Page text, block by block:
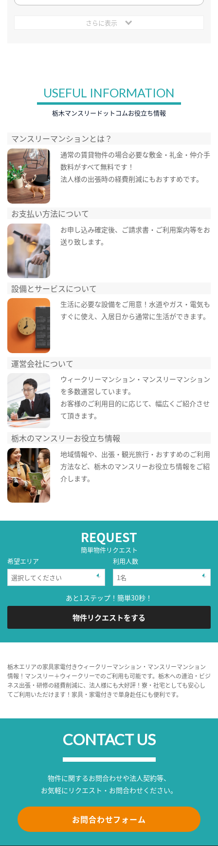
さらに表示
USEFUL INFORMATION
栃木マンスリードットコムお役立ち情報
マンスリーマンションとは？
通常の賃貸物件の場合必要な敷金・礼金・仲介手
数料がすべて無料です！
法人様の出張時の経費削減にもおすすめです。
お支払い方法について
お申し込み確定後、ご請求書・ご利用案内等をお
送り致します。
設備とサービスについて
生活に必要な設備をご用意！水道やガス・電気も
すぐに使え、入居日から通常に生活ができます。
運営会社について
ウィークリーマンション・マンスリーマンション
を多数運営しています。
お客様のご利用目的に応じて、幅広くご紹介させ
て頂きます。
栃木のマンスリーお役立ち情報
地域情報や、出張・観光旅行・おすすめのご利用
方法など、栃木のマンスリーお役立ち情報をご紹
介します。
REQUEST
簡単物件リクエスト
希望エリア
利用人数
あと1ステップ！簡単30秒！
物件リクエストをする
栃木エリアの家具家電付きウィークリーマンション・マンスリーマンション
情報！マンスリー＋ウィークリーでのご利用も可能です。栃木への連泊・ビジ
ネス出張・研修の経費削減に、法人様にも大好評！寮・社宅としても安心し
てご利用いただけます！家具・家電付きで単身赴任にも便利です。
CONTACT US
物件に関するお問合わせや法人契約等、
お気軽にリクエスト・お問合わせください。
お問合わせフォーム